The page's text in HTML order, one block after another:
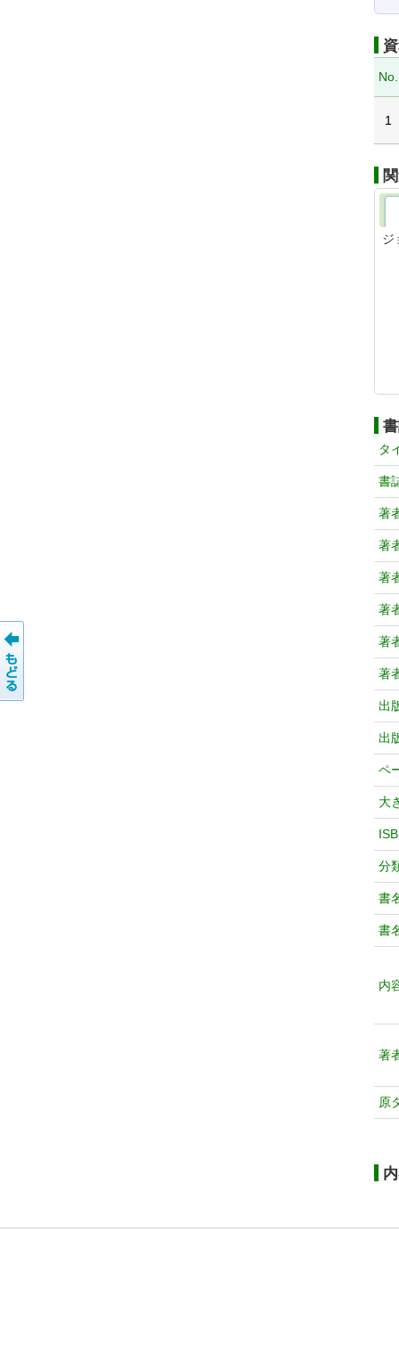
No.
1
ジ
タ
書
著
著
著
著
著
著
出
出
ペ
大
分
書
書
内
著
原